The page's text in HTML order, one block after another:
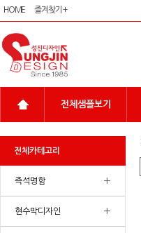
HOME 즐겨찾기 +
전체샘플보기
전체카테고리
즉석명함 +
현수막디자인 +